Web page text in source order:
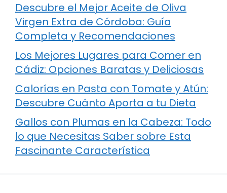
Descubre el Mejor Aceite de Oliva
Virgen Extra de Córdoba: Guía
Completa y Recomendaciones
Los Mejores Lugares para Comer en
Cádiz: Opciones Baratas y Deliciosas
Calorías en Pasta con Tomate y Atún:
Descubre Cuánto Aporta a tu Dieta
Gallos con Plumas en la Cabeza: Todo
lo que Necesitas Saber sobre Esta
Fascinante Característica